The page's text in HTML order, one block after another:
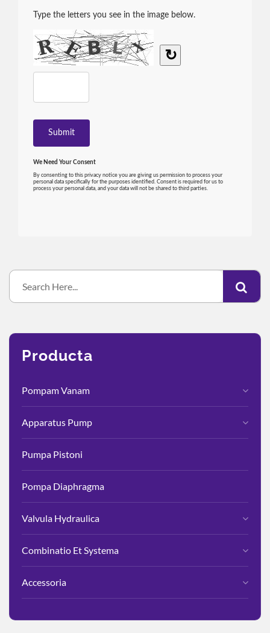
Producta
Pompam Vanam
Apparatus Pump
Pumpa Pistoni
Pompa Diaphragma
Valvula Hydraulica
Combinatio Et Systema
Accessoria